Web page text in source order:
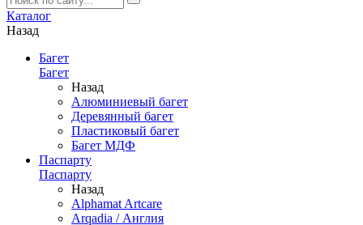
Каталог
Назад
Багет
Багет
Назад
Алюминиевый багет
Деревянный багет
Пластиковый багет
Багет МДФ
Паспарту
Паспарту
Назад
Alphamat Artcare
Arqadia / Англия